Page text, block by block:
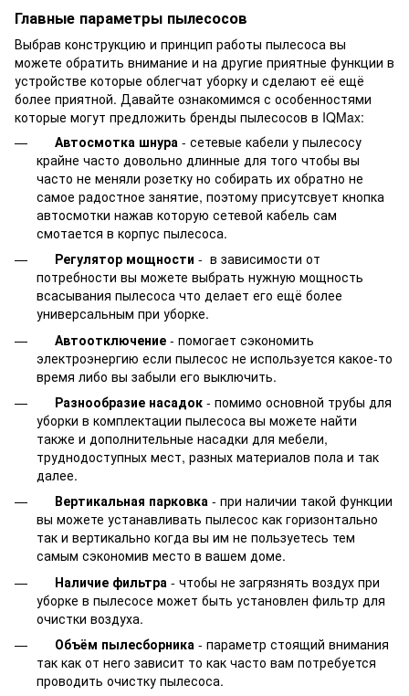
Главные параметры пылесосов
Выбрав конструкцию и принцип работы пылесоса вы
можете обратить внимание и на другие приятные функции в
устройстве которые облегчат уборку и сделают её ещё
более приятной. Давайте ознакомимся с особенностями
которые могут предложить бренды пылесосов в IQMax:
Автосмотка шнура - сетевые кабели у пылесосу
крайне часто довольно длинные для того чтобы вы
часто не меняли розетку но собирать их обратно не
самое радостное занятие, поэтому присутсвует кнопка
автосмотки нажав которую сетевой кабель сам
смотается в корпус пылесоса.
Регулятор мощности - в зависимости от
потребности вы можете выбрать нужную мощность
всасывания пылесоса что делает его ещё более
универсальным при уборке.
Автоотключение - помогает сэкономить
электроэнергию если пылесос не используется какое-то
время либо вы забыли его выключить.
Разнообразие насадок - помимо основной трубы для
уборки в комплектации пылесоса вы можете найти
также и дополнительные насадки для мебели,
труднодоступных мест, разных материалов пола и так
далее.
Вертикальная парковка - при наличии такой функции
вы можете устанавливать пылесос как горизонтально
так и вертикально когда вы им не пользуетесь тем
самым сэкономив место в вашем доме.
Наличие фильтра - чтобы не загрязнять воздух при
уборке в пылесосе может быть установлен фильтр для
очистки воздуха.
Объём пылесборника - параметр стоящий внимания
так как от него зависит то как часто вам потребуется
проводить очистку пылесоса.